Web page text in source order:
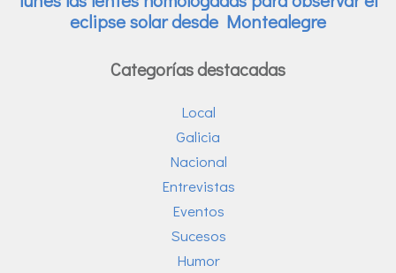
Categorías destacadas
Local
Galicia
Nacional
Entrevistas
Eventos
Sucesos
Humor